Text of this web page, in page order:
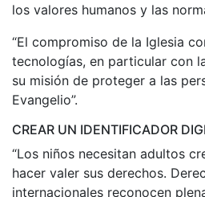
los valores humanos y las
“El compromiso de la Iglesia
tecnologías, en particular con
su misión de proteger a las
Evangelio”.
CREAR UN IDENTIFICADOR
“Los niños necesitan adultos
hacer valer sus derechos.
internacionales reconocen